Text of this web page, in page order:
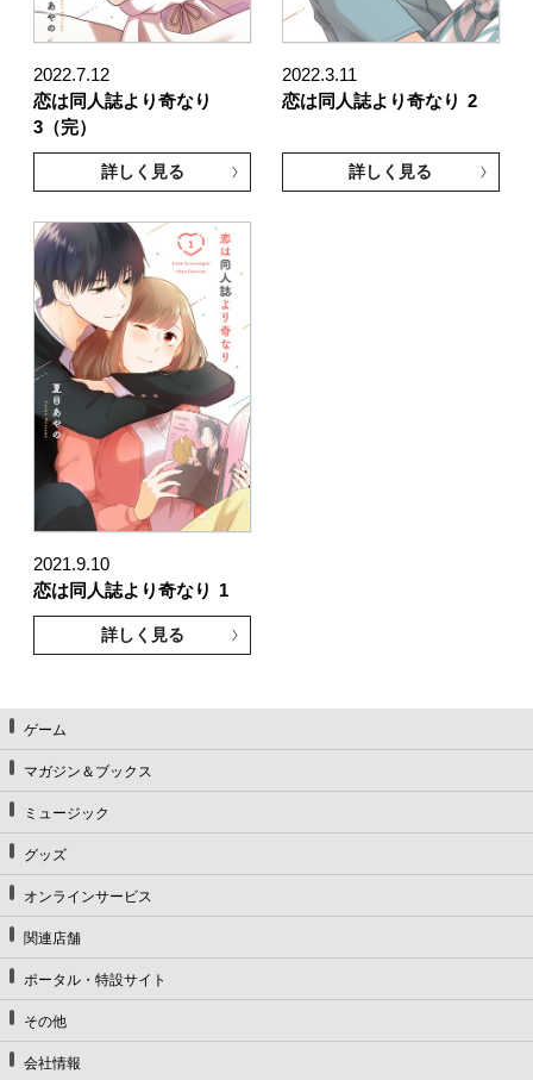
2022.7.12
恋は同人誌より奇なり
3（完）
詳しく見る
2022.3.11
恋は同人誌より奇なり 2
詳しく見る
2021.9.10
恋は同人誌より奇なり
1
詳しく見る
ゲーム
マガジン＆ブックス
ミュージック
グッズ
オンラインサービス
関連店舗
ポータル・特設サイト
その他
会社情報